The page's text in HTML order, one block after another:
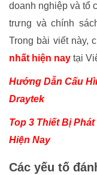
doanh nghiệp và tổ
trưng và chính
Trong bài viết này,
nhất hiện nay tại
Hướng Dẫn Cấu
Draytek
Top 3 Thiết Bị
Hiện Nay
Các yếu tố